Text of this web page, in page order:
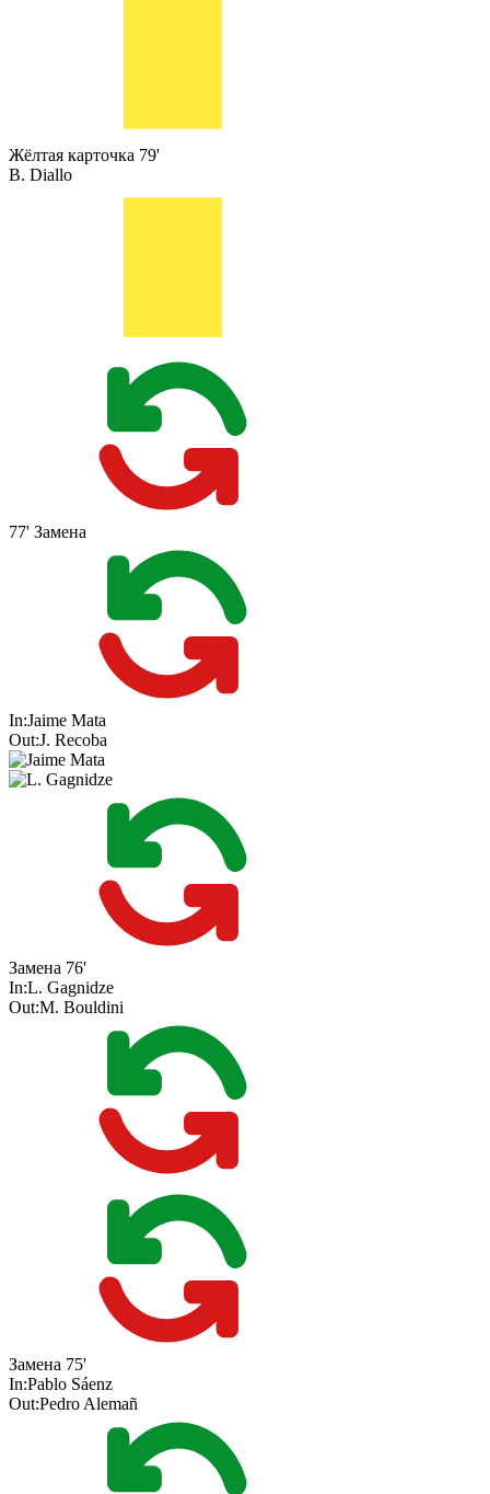
Жёлтая карточка 79'
B. Diallo
77' Замена
In:Jaime Mata
Out:J. Recoba
Замена 76'
In:L. Gagnidze
Out:M. Bouldini
Замена 75'
In:Pablo Sáenz
Out:Pedro Alemañ